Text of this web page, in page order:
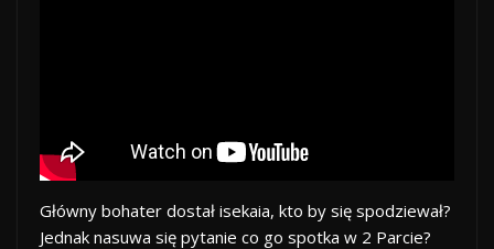
Główny bohater dostał isekaia, kto by się spodziewał?
Jednak nasuwa się pytanie co go spotka w 2 Parcie?